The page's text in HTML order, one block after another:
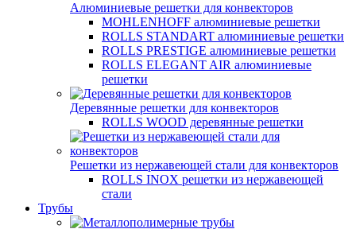
Алюминиевые решетки для конвекторов
MOHLENHOFF алюминиевые решетки
ROLLS STANDART алюминиевые решетки
ROLLS PRESTIGE алюминиевые решетки
ROLLS ELEGANT AIR алюминиевые
решетки
Деревянные решетки для конвекторов
ROLLS WOOD деревянные решетки
Решетки из нержавеющей стали для конвекторов
ROLLS INOX решетки из нержавеющей
стали
Трубы